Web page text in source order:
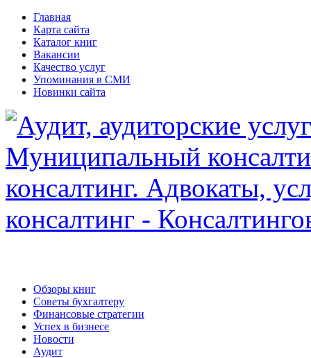
Главная
Карта сайта
Каталог книг
Вакансии
Качество услуг
Упоминания в СМИ
Новинки сайта
Обзоры книг
Советы бухгалтеру
Финансовые стратегии
Успех в бизнесе
Новости
Аудит